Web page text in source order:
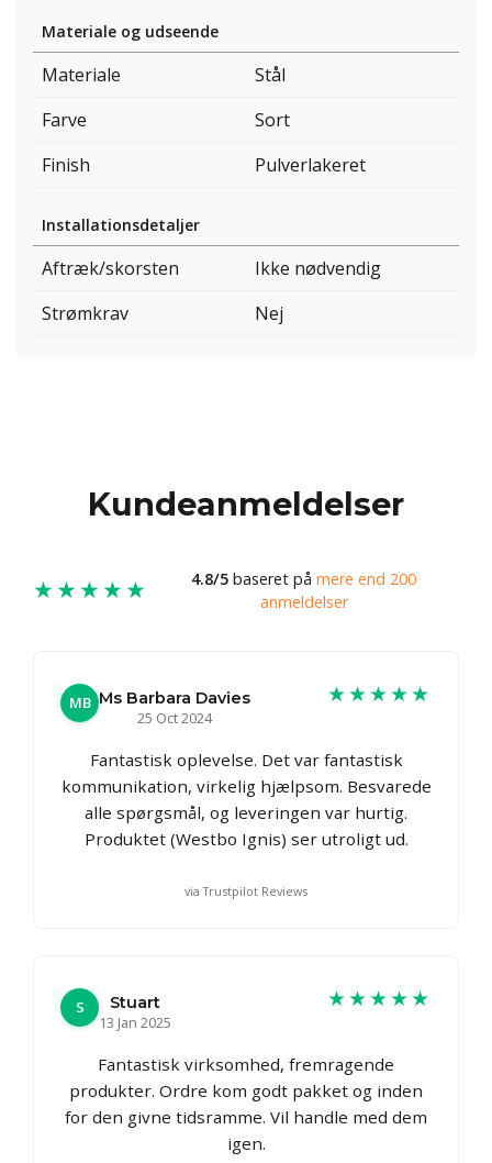
Materiale og udseende
Materiale
Stål
Farve
Sort
Finish
Pulverlakeret
Installationsdetaljer
Aftræk/skorsten
Ikke nødvendig
Strømkrav
Nej
Kundeanmeldelser
★★★★★ 4.8/5 baseret på mere end 200
anmeldelser
MB Ms Barbara Davies
25 Oct 2024
★★★★★
Fantastisk oplevelse. Det var fantastisk
kommunikation, virkelig hjælpsom. Besvarede
alle spørgsmål, og leveringen var hurtig.
Produktet (Westbo Ignis) ser utroligt ud.
via Trustpilot Reviews
S
Stuart
13 Jan 2025
★★★★★
Fantastisk virksomhed, fremragende
produkter. Ordre kom godt pakket og inden
for den givne tidsramme. Vil handle med dem
igen.